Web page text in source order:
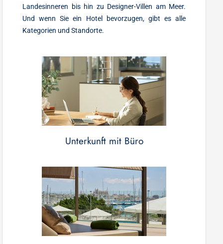
Landesinneren bis hin zu Designer-Villen am Meer.
Und wenn Sie ein Hotel bevorzugen, gibt es alle
Kategorien und Standorte.
Unterkunft mit Büro